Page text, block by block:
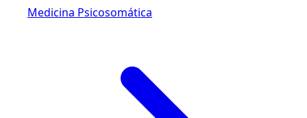
Medicina Psicosomática